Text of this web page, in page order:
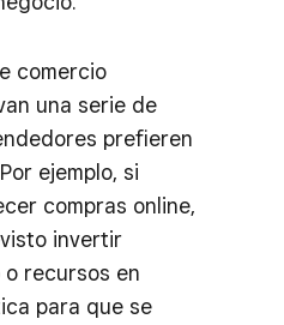
comercio
una serie de
prefieren
ejemplo, si
compras online,
invertir
recursos en
para que se